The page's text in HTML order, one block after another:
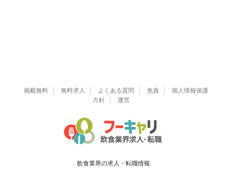
掲載無料 無料求人 よくある質問 免責
個人情報保護
方針
運営
飲食業界の求人・転職情報